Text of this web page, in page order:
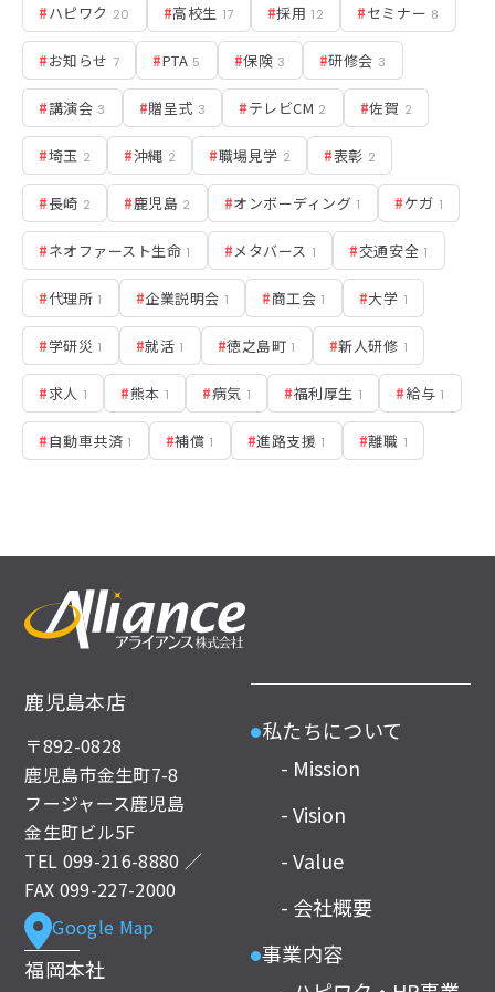
#ハピワク 20 #高校生 17 #採用 12 #セミナー 8
#お知らせ 7 #PTA 5 #保険 3 #研修会 3
#講演会 3 #贈呈式 3 #テレビCM 2 #佐賀 2
#埼玉 2 #沖縄 2 #職場見学 2 #表彰 2
#長崎 2 #鹿児島 2 #オンボーディング 1 #ケガ 1
#ネオファースト生命 1 # メタバース 1 #交通安全 1
#代理所 1 #企業説明会 1 #商工会 1 #大学 1
#学研災 1 #就活 1 #徳之島町 1 #新人研修 1
#求人 1 #熊本 1 #病気 1 #福利厚生 1 #給与 1
#自動車共済 1 #補償 1 #進路支援 1 #離職 1
鹿児島本店
〒892-0828
鹿児島市金生町7-8
フージャース鹿児島
金生町ビル5F
TEL 099-216-8880 ／
FAX 099-227-2000
Google Map
福岡本社
●私たちについて
- Mission
- Vision
- Value
- 会社概要
●事業内容